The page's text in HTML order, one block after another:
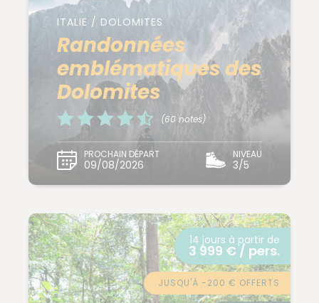
ITALIE / DOLOMITES
Randonnées
emblématiques des
Dolomites
(60 notes)
PROCHAIN DÉPART
09/08/2026
NIVEAU
3/5
14 jours à partir de
3 999 € / pers.
JUSQU'À -200 € OFFERTS